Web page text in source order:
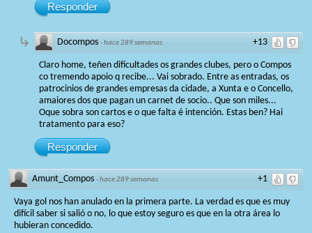
Responder
+13
Docompos ·hace 289 semanas
Claro home, teñen dificultades os grandes clubes, pero o Compos
co tremendo apoio q recibe... Vai sobrado. Entre as entradas, os
patrocinios de grandes empresas da cidade, a Xunta e o Concello,
amaiores dos que pagan un carnet de socio.. Que son miles...
Oque sobra son cartos e o que falta é intención. Estas ben? Hai
tratamento para eso?
Responder
+1
Amunt_Compos ·hace 289 semanas
Vaya gol nos han anulado en la primera parte. La verdad es que es muy
difícil saber si salió o no, lo que estoy seguro es que en la otra área lo
hubieran concedido.